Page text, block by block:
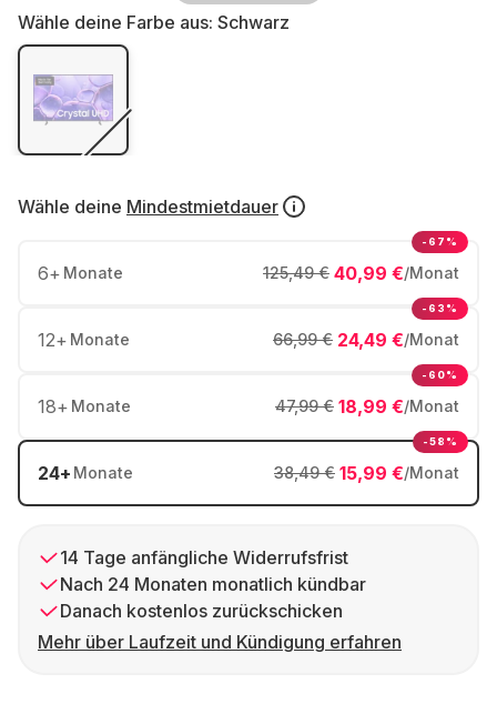
Wähle deine Farbe aus: Schwarz
Wähle deine Mindestmietdauer
6+ Monate 40,99 €/Monat
125,49 €
-67%
12+ Monate 24,49 €/Monat
66,99 €
-63%
18+ Monate 18,99 €/Monat
47,99 €
-60%
24+ Monate 15,99 €/Monat
38,49 €
-58%
14 Tage anfängliche Widerrufsfrist
Nach 24 Monaten monatlich kündbar
Danach kostenlos zurückschicken
Mehr über Laufzeit und Kündigung erfahren